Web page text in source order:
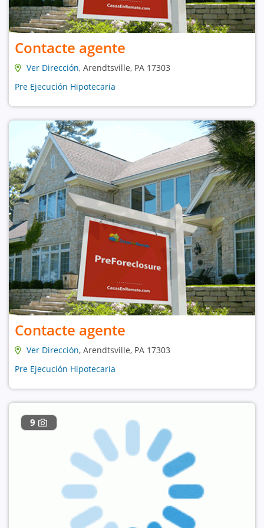
Contacte agente
Ver Dirección, Arendtsville, PA 17303
Pre Ejecución Hipotecaria
Contacte agente
Ver Dirección, Arendtsville, PA 17303
Pre Ejecución Hipotecaria
9